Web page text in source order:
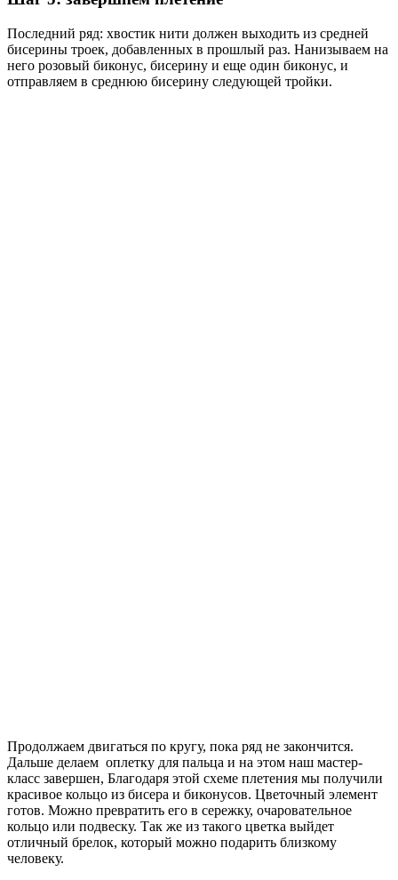
Последний ряд: хвостик нити должен выходить из средней
бисерины троек, добавленных в прошлый раз. Нанизываем на
него розовый биконус, бисерину и еще один биконус, и
отправляем в среднюю бисерину следующей тройки.
Продолжаем двигаться по кругу, пока ряд не закончится.
Дальше делаем оплетку для пальца и на этом наш мастер-
класс завершен, Благодаря этой схеме плетения мы получили
красивое кольцо из бисера и биконусов. Цветочный элемент
готов. Можно превратить его в сережку, очаровательное
кольцо или подвеску. Так же из такого цветка выйдет
отличный брелок, который можно подарить близкому
человеку.